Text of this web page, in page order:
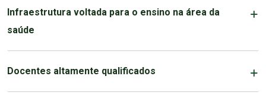
Infraestrutura voltada para o ensino na área da
saúde
Docentes altamente qualificados